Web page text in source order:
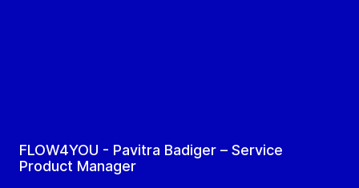
FLOW4YOU - Pavitra Badiger – Service
Product Manager